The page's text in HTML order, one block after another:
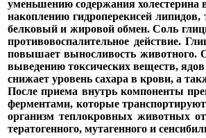
уменьшению содержания холестерина
накоплению гидроперекисей
белковый и жировой обмен. Соль
противовоспалительное действие.
повышает выносливость животного.
выведению токсических веществ,
снижает уровень сахара в крови, а
После приема внутрь компоненты
ферментами, которые
организм теплокровных животных
тератогенного, мутагенного и